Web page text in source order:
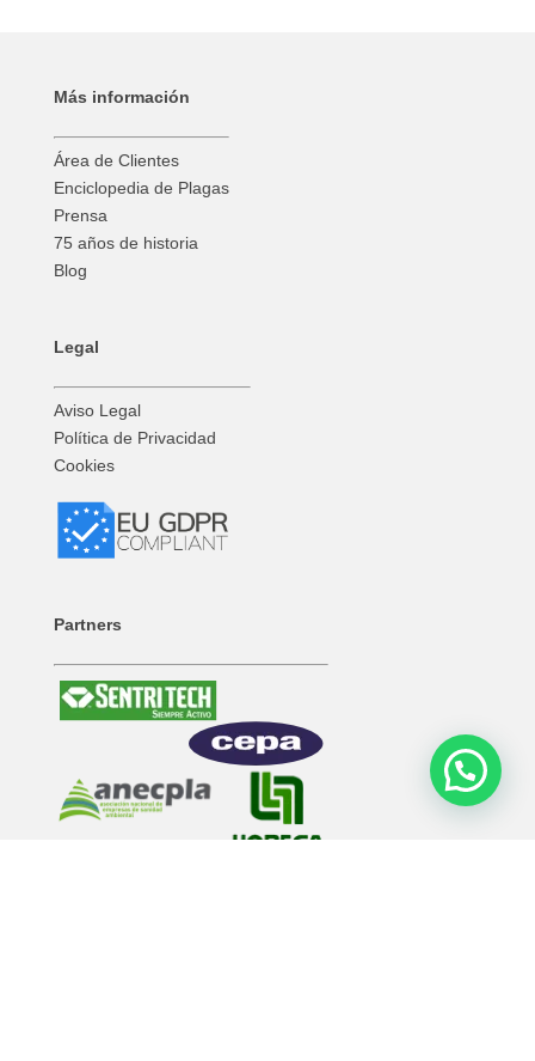
Más información
Área de Clientes
Enciclopedia de Plagas
Prensa
75 años de historia
Blog
Legal
Aviso Legal
Política de Privacidad
Cookies
Partners